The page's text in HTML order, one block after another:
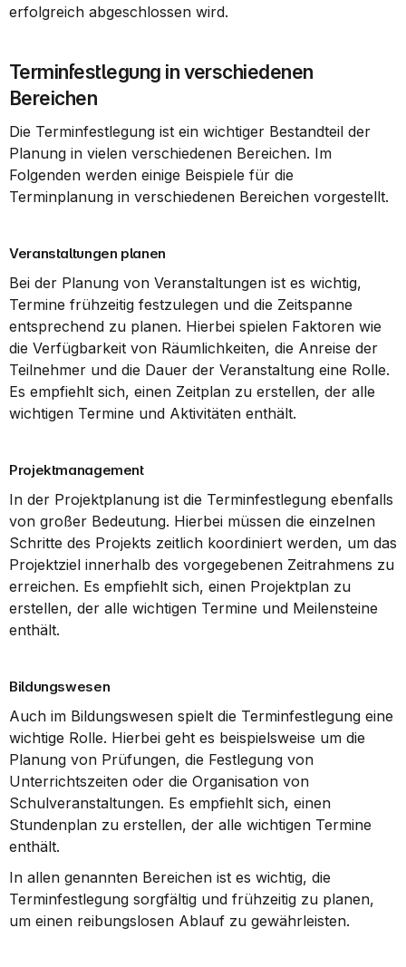
erfolgreich abgeschlossen wird.
Terminfestlegung in verschiedenen
Bereichen
Die Terminfestlegung ist ein wichtiger Bestandteil der
Planung in vielen verschiedenen Bereichen. Im
Folgenden werden einige Beispiele für die
Terminplanung in verschiedenen Bereichen vorgestellt.
Veranstaltungen planen
Bei der Planung von Veranstaltungen ist es wichtig,
Termine frühzeitig festzulegen und die Zeitspanne
entsprechend zu planen. Hierbei spielen Faktoren wie
die Verfügbarkeit von Räumlichkeiten, die Anreise der
Teilnehmer und die Dauer der Veranstaltung eine Rolle.
Es empfiehlt sich, einen Zeitplan zu erstellen, der alle
wichtigen Termine und Aktivitäten enthält.
Projektmanagement
In der Projektplanung ist die Terminfestlegung ebenfalls
von großer Bedeutung. Hierbei müssen die einzelnen
Schritte des Projekts zeitlich koordiniert werden, um das
Projektziel innerhalb des vorgegebenen Zeitrahmens zu
erreichen. Es empfiehlt sich, einen Projektplan zu
erstellen, der alle wichtigen Termine und Meilensteine
enthält.
Bildungswesen
Auch im Bildungswesen spielt die Terminfestlegung eine
wichtige Rolle. Hierbei geht es beispielsweise um die
Planung von Prüfungen, die Festlegung von
Unterrichtszeiten oder die Organisation von
Schulveranstaltungen. Es empfiehlt sich, einen
Stundenplan zu erstellen, der alle wichtigen Termine
enthält.
In allen genannten Bereichen ist es wichtig, die
Terminfestlegung sorgfältig und frühzeitig zu planen,
um einen reibungslosen Ablauf zu gewährleisten.